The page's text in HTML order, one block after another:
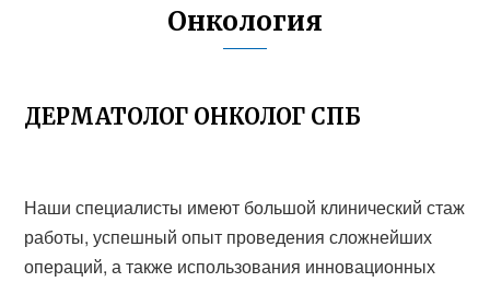
Онкология
ДЕРМАТОЛОГ ОНКОЛОГ СПБ
Наши специалисты имеют большой клинический стаж
работы, успешный опыт проведения сложнейших
операций, а также использования инновационных